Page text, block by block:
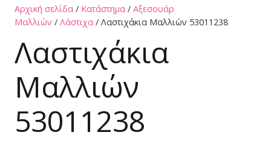
Αρχική σελίδα / Κατάστημα / Αξεσουάρ
Μαλλιών / Λάστιχα / Λαστιχάκια Μαλλιών 53011238
Λαστιχάκια
Μαλλιών
53011238